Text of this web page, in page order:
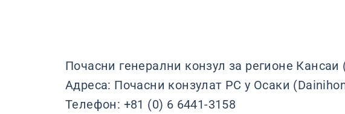
Почасни генерални конзул за регионе
Адреса: Почасни конзулат РС у Осаки
Телефон: +81 (0) 6 6441-3158